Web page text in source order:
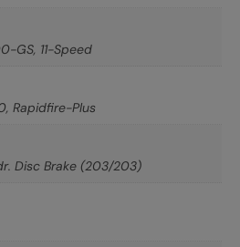
GS, 11-Speed
Rapidfire-Plus
Disc Brake (203/203)